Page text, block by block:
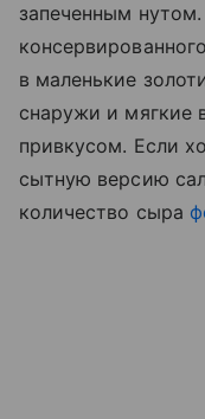
запеченным
в маленькие
снаружи и мягкие
привкусом. Если
сытную версию
количество сыра